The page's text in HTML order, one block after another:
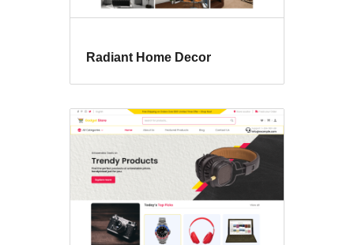
Radiant Home Decor